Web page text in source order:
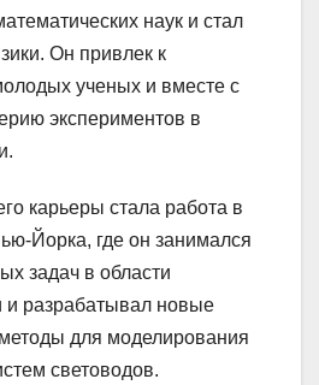
наук и стал
Он привлек к
ученых и вместе с
экспериментов в
карьеры стала работа в
Йорка, где он занимался
задач в области
и разрабатывал новые
для моделирования
световодов.